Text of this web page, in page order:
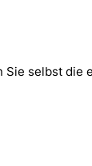
Sie selbst die